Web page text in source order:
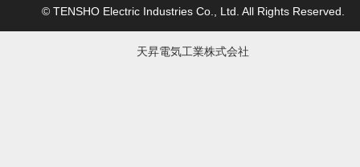
© TENSHO Electric Industries Co., Ltd. All Rights Reserved.
天昇電気工業株式会社